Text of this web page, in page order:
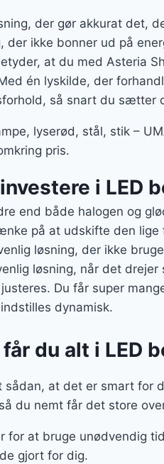
der gør akkurat det,
der ikke bonner ud på
at du med Asteria
én lyskilde, der
så snart du sætter
lyserød, stål, stik –
pris.
i LED
end både halogen og
på at udskifte den lige
løsning, der ikke
løsning, når det
Du får super
dynamisk.
får du alt i
sådan, at det er smart for
du nemt får det store
for at bruge unødvendig
gjort for dig.